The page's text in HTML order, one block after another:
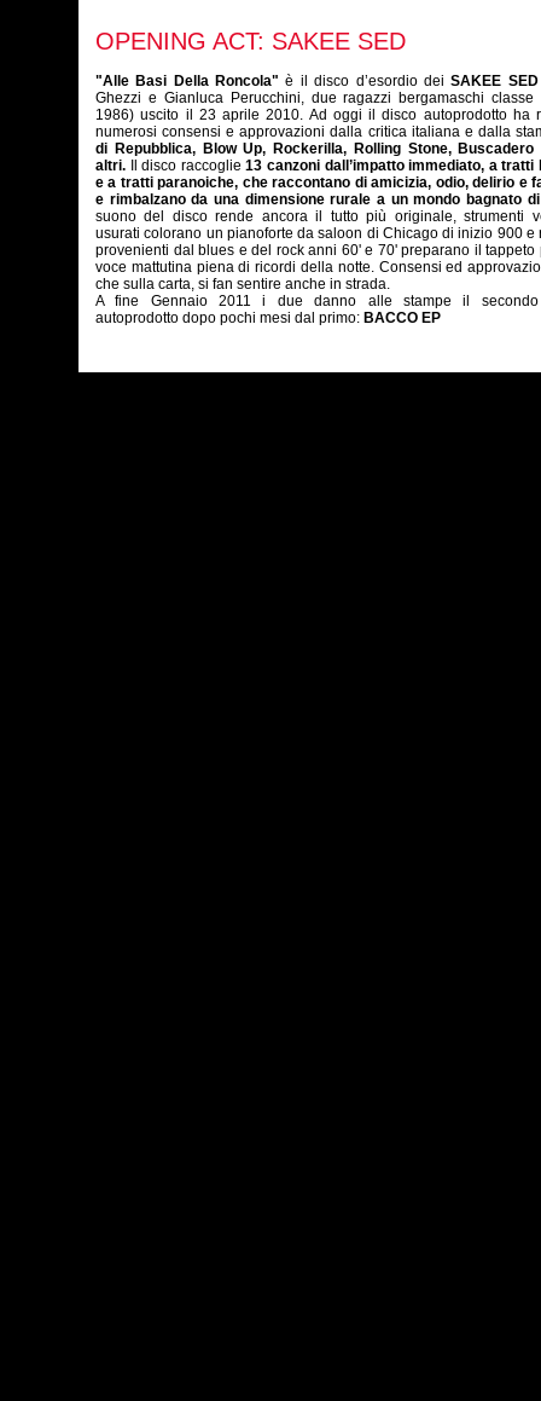
OPENING ACT: SAKEE SED
"Alle Basi Della Roncola" è il disco d’esordio dei SAKEE SED
Ghezzi e Gianluca Perucchini, due ragazzi bergamaschi
1986) uscito il 23 aprile 2010. Ad oggi il disco autoprodotto ha
numerosi consensi e approvazioni dalla critica italiana e dalla
di Repubblica, Blow Up, Rockerilla, Rolling Stone,
altri.
Il disco raccoglie13 canzoni dall’impatto immediato, a tratti
e a tratti paranoiche, che raccontano di amicizia, odio, delirio e
e rimbalzano da una dimensione rurale a un mondo bagnato
suono del disco rende ancora il tutto più originale, strumenti
usurati colorano un pianoforte da saloon di Chicago di inizio 900 e
provenienti dal blues e del rock anni 60' e 70' preparano il tappeto
voce mattutina piena di ricordi della notte. Consensi ed
che sulla carta, si fan sentire anche in strada.
A fine Gennaio 2011 i due danno alle stampe il secondo
autoprodotto dopo pochi mesi dal primo: BACCO EP